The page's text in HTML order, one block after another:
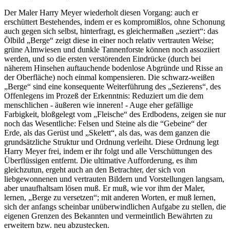
Der Maler Harry Meyer wiederholt diesen Vorgang: auch er
erschüttert Bestehendes, indem er es kompromißlos, ohne Schonung
auch gegen sich selbst, hinterfragt, es gleichermaßen „seziert“: das
Ölbild „Berge“ zeigt diese in einer noch relativ vertrauten Weise;
grüne Almwiesen und dunkle Tannenforste können noch assoziiert
werden, und so die ersten verstörenden Eindrücke (durch bei
näherem Hinsehen auftauchende bodenlose Abgründe und Risse an
der Oberfläche) noch einmal kompensieren. Die schwarz-weißen
„Berge“ sind eine konsequente Weiterführung des „Sezierens“, des
Offenlegens im Prozeß der Erkenntnis: Reduziert um die dem
menschlichen - äußeren wie inneren! - Auge eher gefällige
Farbigkeit, bloßgelegt vom „Fleische“ des Erdbodens, zeigen sie nur
noch das Wesentliche: Felsen und Steine als die “Gebeine“ der
Erde, als das Gerüst und „Skelett“, als das, was dem ganzen die
grundsätzliche Struktur und Ordnung verleiht. Diese Ordnung legt
Harry Meyer frei, indem er ihr folgt und alle Verschüttungen des
Überflüssigen entfernt. Die ultimative Aufforderung, es ihm
gleichzutun, ergeht auch an den Betrachter, der sich von
liebgewonnenen und vertrauten Bildern und Vorstellungen langsam,
aber unaufhaltsam lösen muß. Er muß, wie vor ihm der Maler,
lernen, „Berge zu versetzen“; mit anderen Worten, er muß lernen,
sich der anfangs scheinbar unüberwindlichen Aufgabe zu stellen, die
eigenen Grenzen des Bekannten und vermeintlich Bewährten zu
erweitern bzw. neu abzustecken.